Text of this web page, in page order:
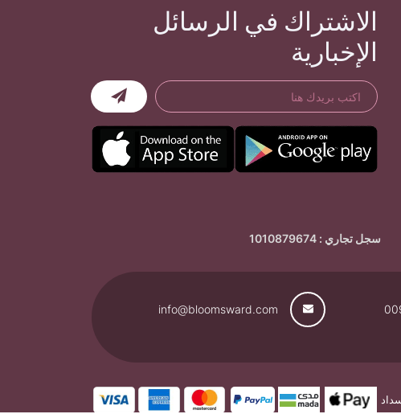
الاشتراك في الرسائل
الإخبارية
سجل تجاري : 1010879674
info@bloomsward.com